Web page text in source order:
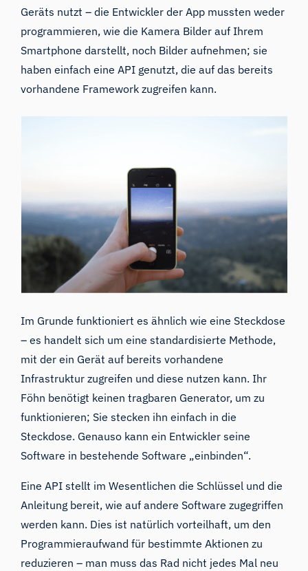
Geräts nutzt – die Entwickler der App mussten weder
programmieren, wie die Kamera Bilder auf Ihrem
Smartphone darstellt, noch Bilder aufnehmen; sie
haben einfacheine API genutzt, die auf das bereits
vorhandene Framework zugreifen kann.
Im Grunde funktioniert es ähnlich wie eine Steckdose
– es handelt sich um eine standardisierte Methode,
mit der ein Gerät auf bereits vorhandene
Infrastruktur zugreifen und diese nutzen kann. Ihr
Föhn benötigt keinen tragbaren Generator, um zu
funktionieren; Sie stecken ihn einfach in die
Steckdose. Genauso kann ein Entwickler seine
Software in bestehende Software „einbinden“.
Eine API stellt im Wesentlichen die Schlüssel und die
Anleitung bereit, wie auf andere Software zugegriffen
werden kann. Dies ist natürlich vorteilhaft, um den
Programmieraufwand für bestimmte Aktionen zu
reduzieren – man muss das Rad nicht jedes Mal neu